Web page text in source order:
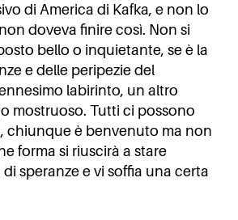
di America di Kafka, e non lo
doveva finire così. Non si
bello o inquietante, se è la
e delle peripezie del
labirinto, un altro
mostruoso. Tutti ci possono
chiunque è benvenuto ma non
forma si riuscirà a stare
di speranze e vi soffia una certa